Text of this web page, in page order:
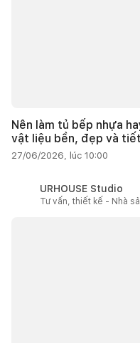
Nên làm tủ bếp nhựa
vật liệu bền, đẹp và
27/06/2026, lúc 10:00
URHOUSE Studio
Tư vấn, thiết kế - Nhà